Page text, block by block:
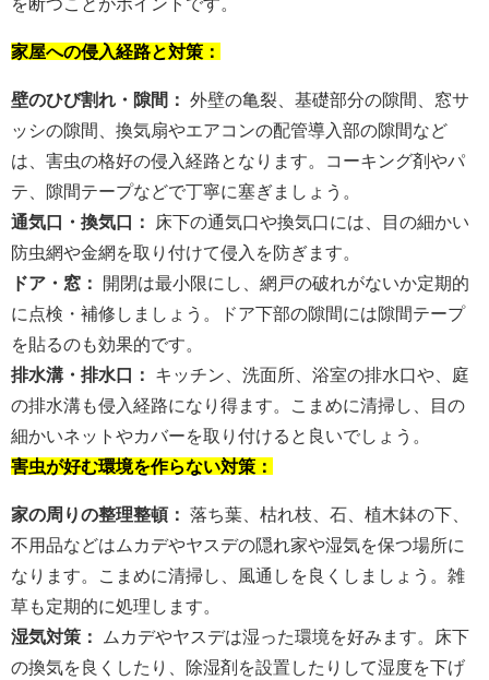
家屋への侵入経路と対策：
壁のひび割れ・隙間：
外壁の亀裂、基礎部分の隙間、窓サ
ッシの隙間、換気扇やエアコンの配管導入部の隙間など
は、害虫の格好の侵入経路となります。コーキング剤やパ
テ、隙間テープなどで丁寧に塞ぎましょう。
通気口・換気口：
床下の通気口や換気口には、目の細かい
防虫網や金網を取り付けて侵入を防ぎます。
ドア・窓：
開閉は最小限にし、網戸の破れがないか定期的
に点検・補修しましょう。ドア下部の隙間には隙間テープ
を貼るのも効果的です。
排水溝・排水口：
キッチン、洗面所、浴室の排水口や、庭
の排水溝も侵入経路になり得ます。こまめに清掃し、目の
細かいネットやカバーを取り付けると良いでしょう。
害虫が好む環境を作らない対策：
家の周りの整理整頓：
落ち葉、枯れ枝、石、植木鉢の下、
不用品などはムカデやヤスデの隠れ家や湿気を保つ場所に
なります。こまめに清掃し、風通しを良くしましょう。雑
草も定期的に処理します。
湿気対策：
ムカデやヤスデは湿った環境を好みます。床下
の換気を良くしたり、除湿剤を設置したりして湿度を下げ